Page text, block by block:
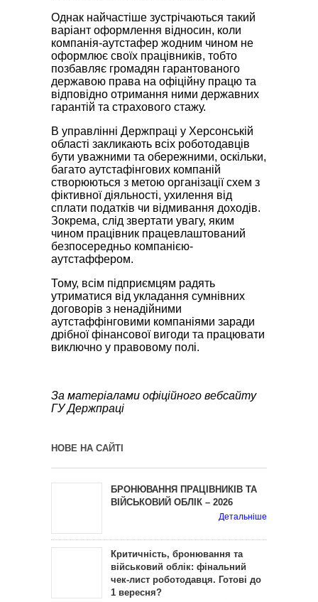
Однак найчастіше зустрічаються такий
варіант оформлення відносин, коли
компанія-аутстафер жодним чином не
оформлює своїх працівників, тобто
позбавляє громадян гарантованого
державою права на офіційну працю та
відповідно отримання ними державних
гарантій та страхового стажу.
В управлінні Держпраці у Херсонській
області закликають всіх роботодавців
бути уважними та обережними, оскільки,
багато аутстафінгових компаній
створюються з метою організації схем з
фіктивної діяльності, ухилення від
сплати податків чи відмивання доходів.
Зокрема, слід звертати увагу, яким
чином працівник працевлаштований
безпосередньо компанією-
аутстаффером.
Тому, всім підприємцям радять
утриматися від укладання сумнівних
договорів з ненадійними
аутстаффінговими компаніями заради
дрібної фінансової вигоди та працювати
виключно у правовому полі.
За матеріалами офіційного вебсайту
ГУ Держпраці
НОВЕ НА САЙТІ
БРОНЮВАННЯ ПРАЦІВНИКІВ ТА
ВІЙСЬКОВИЙ ОБЛІК – 2026
Детальніше
Критичність, бронювання та
військовий облік: фінальний
чек-лист роботодавця. Готові до
1 вересня?